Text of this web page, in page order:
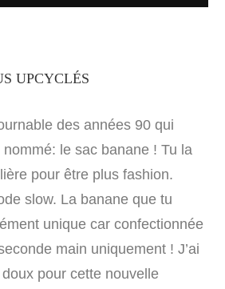
UPCYCLÉS
des années 90 qui
nommé: le sac banane ! Tu la
pour être plus fashion.
slow. La banane que tu
unique car confectionnée
main uniquement ! J’ai
pour cette nouvelle